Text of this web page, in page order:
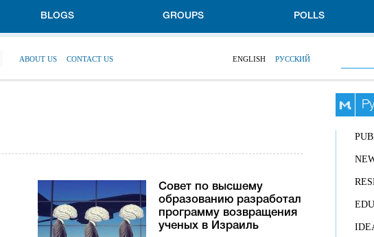
BLOGS GROUPS POLLS
ABOUT US CONTACT US ENGLISH РУССКИЙ
Совет по высшему
образованию разработал
программу возвращения
ученых в Израиль